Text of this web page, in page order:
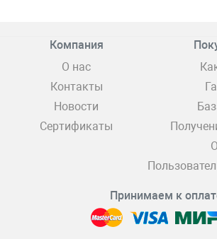
Компания
О нас
Контакты
Новости
Сертификаты
Принимаем к